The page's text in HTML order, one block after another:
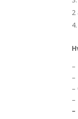
2
–
–
–
–
–